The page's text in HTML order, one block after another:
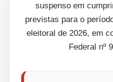
suspenso em
previstas para o
eleitoral de 2026, em
Federal nº